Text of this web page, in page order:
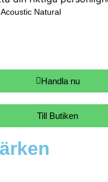
Natural
Handla nu
Till Butiken